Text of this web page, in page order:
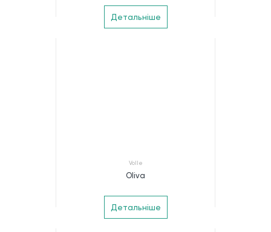
Детальніше
Volle
Oliva
Детальніше